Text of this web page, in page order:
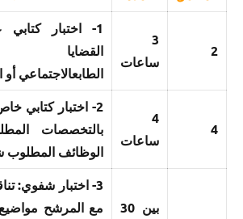
2
3
ساعات
1- اختبار
الطابعالاجتماعي أو
4
4
ساعات
2- اختبار كتابي
بالتخصصات
الوظائف المطلوب
بين 30
3- اختبار شفوي:
مع المرشح